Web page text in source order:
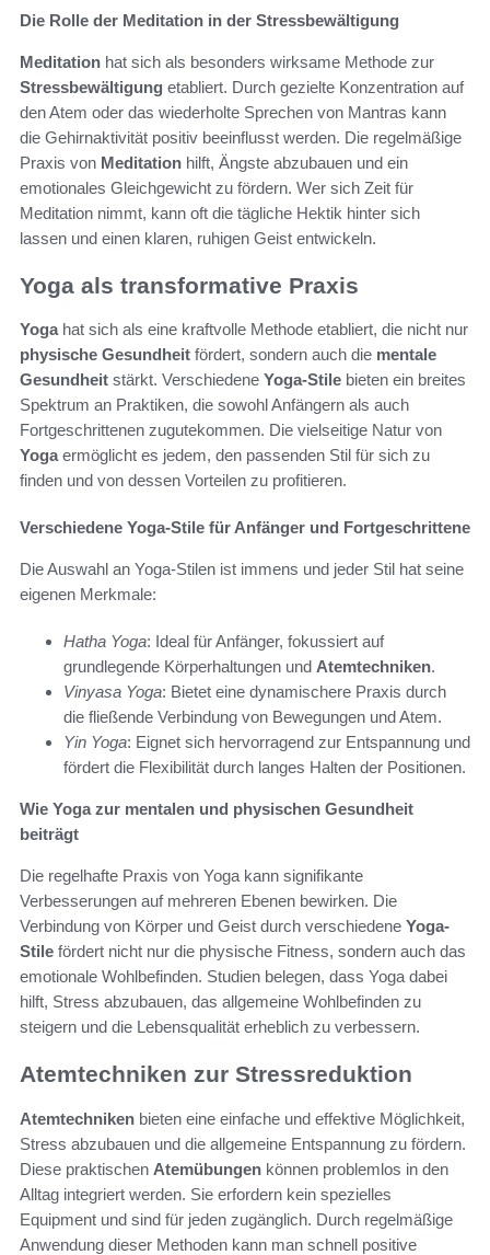
Die Rolle der Meditation in der Stressbewältigung
Meditation hat sich als besonders wirksame Methode zur
Stressbewältigung etabliert. Durch gezielte Konzentration auf
den Atem oder das wiederholte Sprechen von Mantras kann
die Gehirnaktivität positiv beeinflusst werden. Die regelmäßige
Praxis von Meditation hilft, Ängste abzubauen und ein
emotionales Gleichgewicht zu fördern. Wer sich Zeit für
Meditation nimmt, kann oft die tägliche Hektik hinter sich
lassen und einen klaren, ruhigen Geist entwickeln.
Yoga als transformative Praxis
Yogahat sich als eine kraftvolle Methode etabliert, die nicht nur
physische Gesundheit fördert, sondern auch die mentale
Gesundheit stärkt. Verschiedene Yoga-Stile bieten ein breites
Spektrum an Praktiken, die sowohl Anfängern als auch
Fortgeschrittenen zugutekommen. Die vielseitige Natur von
Yogaermöglicht es jedem, den passenden Stil für sich zu
finden und von dessen Vorteilen zu profitieren.
Verschiedene Yoga-Stile für Anfänger und Fortgeschrittene
Die Auswahl an Yoga-Stilen ist immens und jeder Stil hat seine
eigenen Merkmale:
Hatha Yoga: Ideal für Anfänger, fokussiert auf
grundlegende Körperhaltungen und Atemtechniken.
Vinyasa Yoga: Bietet eine dynamischere Praxis durch
die fließende Verbindung von Bewegungen und Atem.
Yin Yoga: Eignet sich hervorragend zur Entspannung und
fördert die Flexibilität durch langes Halten der Positionen.
Wie Yoga zur mentalen und physischen Gesundheit
beiträgt
Die regelhafte Praxis von Yoga kann signifikante
Verbesserungen auf mehreren Ebenen bewirken. Die
Verbindung von Körper und Geist durch verschiedene Yoga-
Stile fördert nicht nur die physische Fitness, sondern auch das
emotionale Wohlbefinden. Studien belegen, dass Yoga dabei
hilft, Stress abzubauen, das allgemeine Wohlbefinden zu
steigern und die Lebensqualität erheblich zu verbessern.
Atemtechniken zur Stressreduktion
Atemtechniken bieten eine einfache und effektive Möglichkeit,
Stress abzubauen und die allgemeine Entspannung zu fördern.
Diese praktischen Atemübungen können problemlos in den
Alltag integriert werden. Sie erfordern kein spezielles
Equipment und sind für jeden zugänglich. Durch regelmäßige
Anwendung dieser Methoden kann man schnell positive